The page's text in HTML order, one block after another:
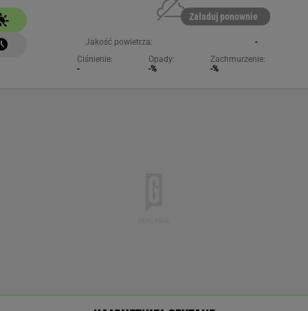
Załaduj ponownie
Jakość powietrza:
-
Ciśnienie:
-
Opady:
-%
Zachmurzenie:
-%